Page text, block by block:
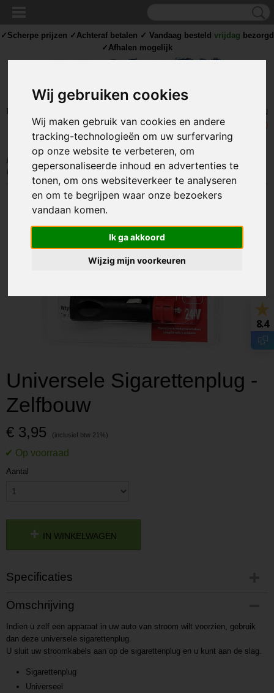
Wij gebruiken cookies
Wij maken gebruik van cookies en andere
tracking-technologieën om uw surfervaring
op onze website te verbeteren, om
gepersonaliseerde inhoud en advertenties te
tonen, om ons websiteverkeer te analyseren
en om te begrijpen waar onze bezoekers
vandaan komen.
Ik ga akkoord
Wijzig mijn voorkeuren
Inloggen
UW WINKELWAGEN
Geen producten
(0)
Home COMPONENTEN >ELEKTRONISCHE COMPONENTEN
Universele Sigarettenplug - Zelfbouw
Universele Sigarettenplug -
Zelfbouw
€ 3,95
Aantal
IN WINKELWAGEN
Specificaties
Productcode
P201703201009
Productcode leverancier
L201703201009
Omschrijving
Indien u zelf een apparaat in uw auto van stroom wilt voorzien, gebruik
dan deze universele sigarettenplug.
U sluit uw stroomkabels aan op de sigarettenplug en u kunt aan de slag.
Sigarettenplug
Universeel
✓Scherpe prijzen ✓Achteraf betalen ✓ Vandaag besteld vrijdag bezorgd
✓Afhalen mogelijk
8.4